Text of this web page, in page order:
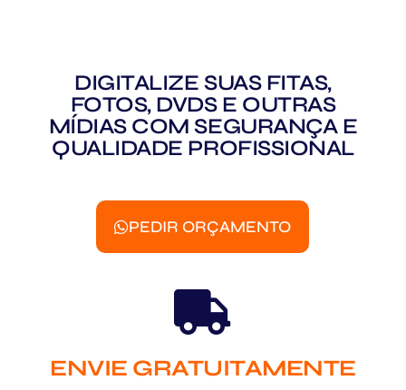
DIGITALIZE SUAS FITAS,
FOTOS, DVDS E OUTRAS
MÍDIAS COM SEGURANÇA E
QUALIDADE PROFISSIONAL
PEDIR ORÇAMENTO
ENVIE GRATUITAMENTE